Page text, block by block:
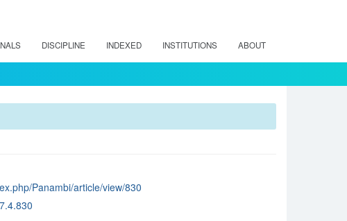
DISCIPLINE INDEXED INSTITUTIONS ABOUT
Panambi/article/view/830